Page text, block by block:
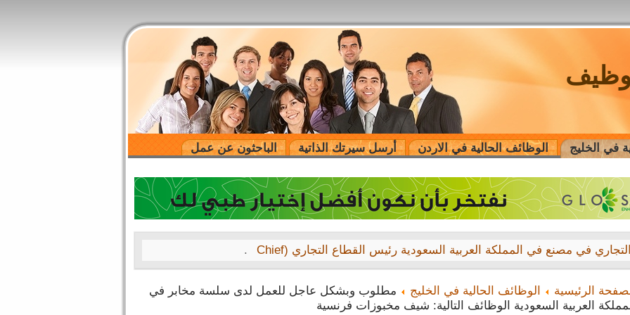
في الخليج الوظائف الحالية في الاردن أرسل سيرتك الذاتية
الباحثون عن عمل
.
فرصة قيادية مميزة | رئيس القطاع التجاري في مصنع في المملكة العربية السعودية رئيس القطاع التجاري (Chief
A leading company Dubai, UAE is seeking job vacancies:
الرئيسية الوظائف الحالية في الخليج
مطلوب وبشكل عاجل للعمل لدى سلسة مخابر في
العربية السعودية الوظائف التالية: شيف مخبوزات فرنسية